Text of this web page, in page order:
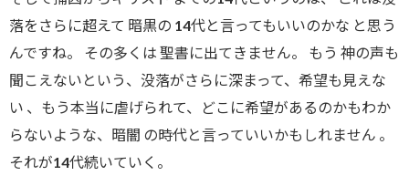
落をさらに超えて 暗黒の 14代と言ってもいいのかな と思う
んですね。 その多くは 聖書に出てきません。 もう 神の声も
聞こえないという、没落がさらに深まって、希望も見えな
い 、もう本当に虐げられて、どこに希望があるのかもわか
らないような、暗闇 の時代と言っていいかもしれません 。
それが14代続いていく。